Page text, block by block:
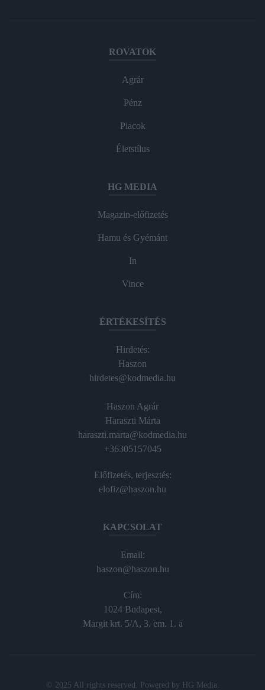
ROVATOK
Agrár
Pénz
Piacok
Életstílus
HG MEDIA
Magazin-előfizetés
Hamu és Gyémánt
In
Vince
ÉRTÉKESÍTÉS
Hirdetés:
Haszon
hirdetes@kodmedia.hu
Haszon Agrár
Haraszti Márta
haraszti.marta@kodmedia.hu
+36305157045
Előfizetés, terjesztés:
elofiz@haszon.hu
KAPCSOLAT
Email:
haszon@haszon.hu
Cím:
1024 Budapest,
Margit krt. 5/A, 3. em. 1. a
© 2025 All rights reserved. Powered by HG Media